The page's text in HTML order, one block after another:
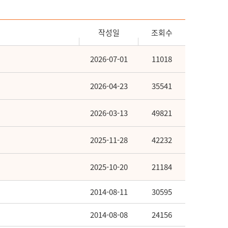
작성일 조회수
2026-07-01 11018
2026-04-23 35541
2026-03-13 49821
2025-11-28 42232
2025-10-20 21184
2014-08-11 30595
2014-08-08 24156